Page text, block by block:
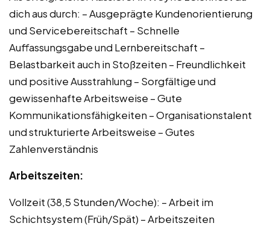
dich aus durch: – Ausgeprägte Kundenorientierung
und Servicebereitschaft – Schnelle
Auffassungsgabe und Lernbereitschaft –
Belastbarkeit auch in Stoßzeiten – Freundlichkeit
und positive Ausstrahlung – Sorgfältige und
gewissenhafte Arbeitsweise – Gute
Kommunikationsfähigkeiten – Organisationstalent
und strukturierte Arbeitsweise – Gutes
Zahlenverständnis
Arbeitszeiten:
Vollzeit (38,5 Stunden/Woche): – Arbeit im
Schichtsystem (Früh/Spät) – Arbeitszeiten